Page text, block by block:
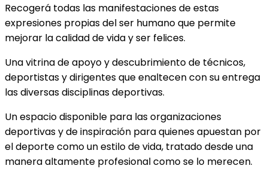
Recogerá todas las manifestaciones de estas
expresiones propias del ser humano que permite
mejorar la calidad de vida y ser felices.
Una vitrina de apoyo y descubrimiento de técnicos,
deportistas y dirigentes que enaltecen con su entrega
las diversas disciplinas deportivas.
Un espacio disponible para las organizaciones
deportivas y de inspiración para quienes apuestan por
el deporte como un estilo de vida, tratado desde una
manera altamente profesional como se lo merecen.